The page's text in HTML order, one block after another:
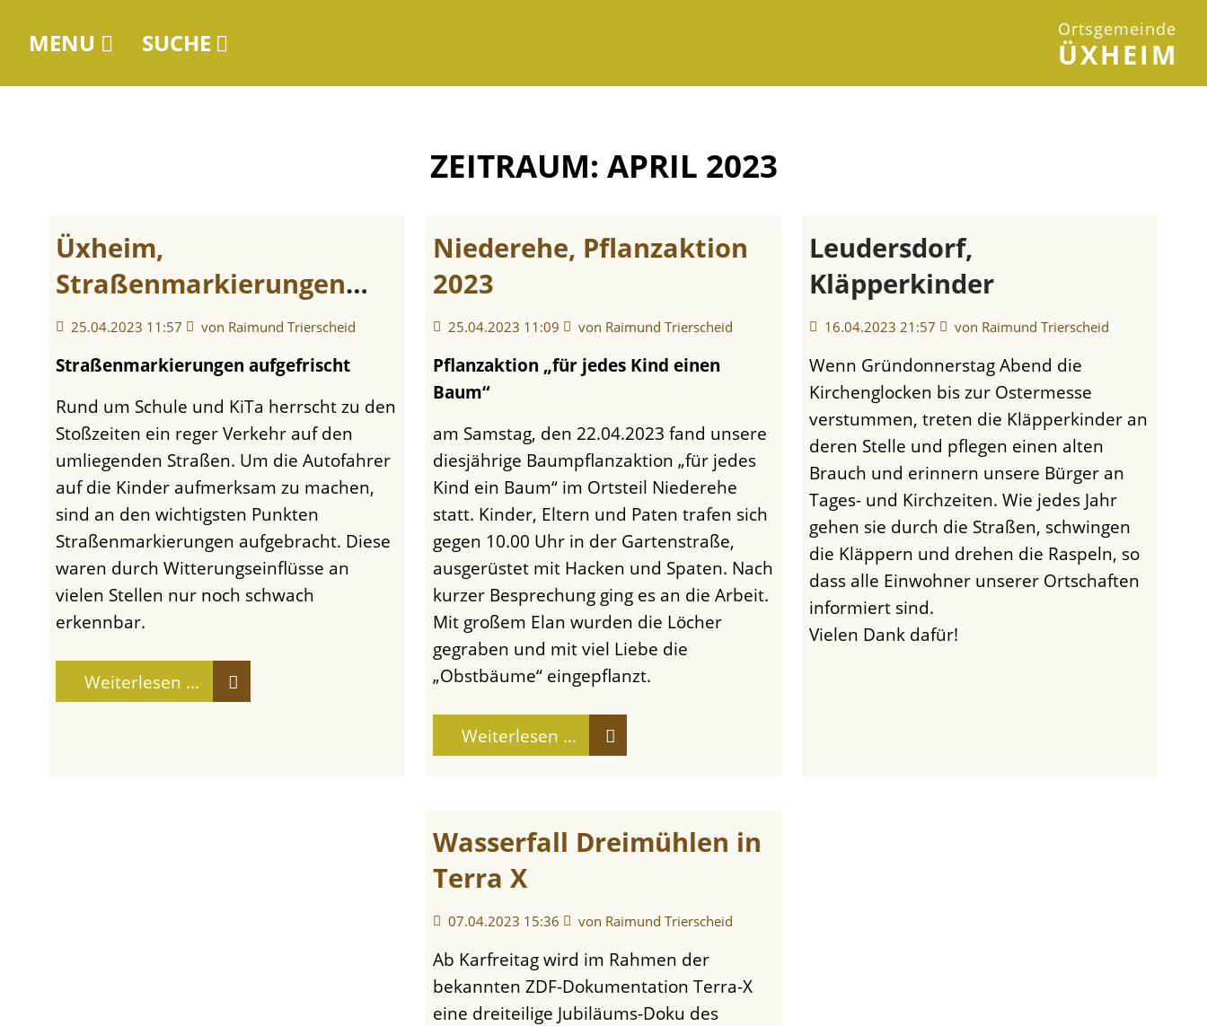
Ortsgemeinde
ÜXHEIM
MENU SUCHE
APRIL 2023
Üxheim,
Straßenmarkierungen
aufgefrischt
25.04.2023 11:57 von Raimund Trierscheid
Straßenmarkierungen aufgefrischt
Rund um Schule und KiTa herrscht zu den
Stoßzeiten ein reger Verkehr auf den
umliegenden Straßen. Um die Autofahrer
auf die Kinder aufmerksam zu machen,
sind an den wichtigsten Punkten
Straßenmarkierungen aufgebracht. Diese
waren durch Witterungseinflüsse an
vielen Stellen nur noch schwach
erkennbar.
Weiterlesen …
Niederehe, Pflanzaktion
2023
25.04.2023 11:09 von Raimund Trierscheid
Pflanzaktion „für jedes Kind einen
Baum“
am Samstag, den 22.04.2023 fand unsere
diesjährige Baumpflanzaktion „für jedes
Kind ein Baum“ im Ortsteil Niederehe
statt. Kinder, Eltern und Paten trafen sich
gegen 10.00 Uhr in der Gartenstraße,
ausgerüstet mit Hacken und Spaten. Nach
kurzer Besprechung ging es an die Arbeit.
Mit großem Elan wurden die Löcher
gegraben und mit viel Liebe die
„Obstbäume“ eingepflanzt.
Weiterlesen …
Leudersdorf,
Kläpperkinder
16.04.2023 21:57 von Raimund Trierscheid
Wenn Gründonnerstag Abend die
Kirchenglocken bis zur Ostermesse
verstummen, treten die Kläpperkinder an
deren Stelle und pflegen einen alten
Brauch und erinnern unsere Bürger an
Tages- und Kirchzeiten. Wie jedes Jahr
gehen sie durch die Straßen, schwingen
die Kläppern und drehen die Raspeln, so
dass alle Einwohner unserer Ortschaften
informiert sind.
Vielen Dank dafür!
Wasserfall Dreimühlen in
Terra X
07.04.2023 15:36 von Raimund Trierscheid
Ab Karfreitag wird im Rahmen der
bekannten ZDF-Dokumentation Terra-X
eine dreiteilige Jubiläums-Doku des